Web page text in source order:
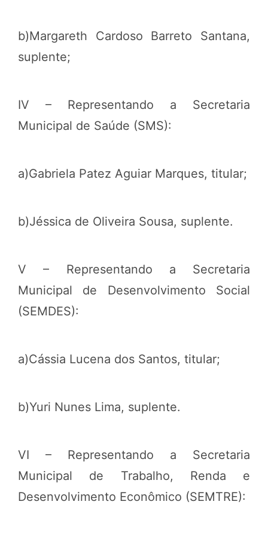
b)Margareth Cardoso Barreto Santana,
suplente;
IV – Representando a Secretaria
Municipal de Saúde (SMS):
a)Gabriela Patez Aguiar Marques, titular;
b)Jéssica de Oliveira Sousa, suplente.
V – Representando a Secretaria
Municipal de Desenvolvimento Social
(SEMDES):
a)Cássia Lucena dos Santos, titular;
b)Yuri Nunes Lima, suplente.
VI – Representando a Secretaria
Municipal de Trabalho, Renda e
Desenvolvimento Econômico (SEMTRE):